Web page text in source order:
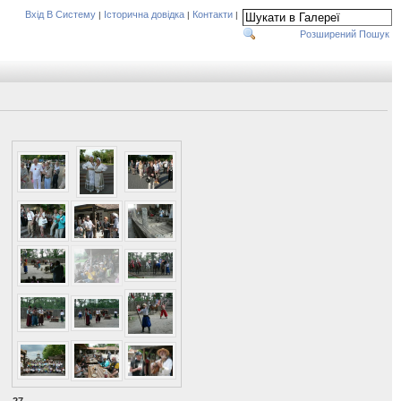
Вхід В Систему | Історична довідка | Контакти |
Розширений Пошук